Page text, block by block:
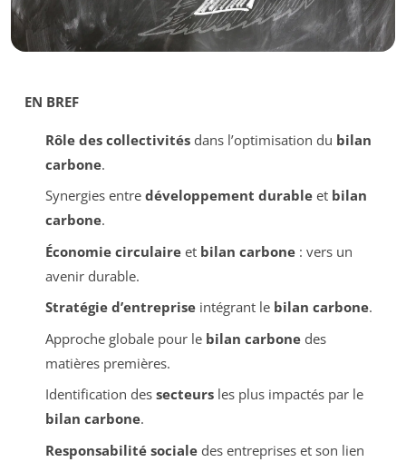
EN BREF
Rôle des collectivitésdans l’optimisation du bilan
carbone.
Synergies entre développement durableet bilan
carbone.
Économie circulaireet bilan carbone: vers un
avenir durable.
Stratégie d’entrepriseintégrant le bilan carbone.
Approche globale pour le bilan carbonedes
matières premières.
Identification des secteursles plus impactés par le
bilan carbone.
Responsabilité socialedes entreprises et son lien